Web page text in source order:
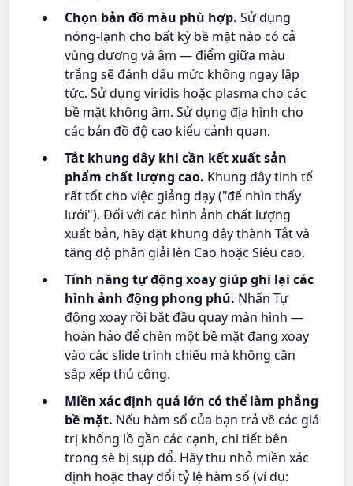
Chọn bản đồ màu phù hợp. Sử dụng
nóng-lạnh cho bất kỳ bề mặt nào có cả
vùng dương và âm — điểm giữa màu
trắng sẽ đánh dấu mức không ngay lập
tức. Sử dụng viridis hoặc plasma cho các
bề mặt không âm. Sử dụng địa hình cho
các bản đồ độ cao kiểu cảnh quan.
Tắt khung dây khi cần kết xuất sản
phẩm chất lượng cao. Khung dây tinh tế
rất tốt cho việc giảng dạy ("để nhìn thấy
lưới"). Đối với các hình ảnh chất lượng
xuất bản, hãy đặt khung dây thành Tắt và
tăng độ phân giải lên Cao hoặc Siêu cao.
Tính năng tự động xoay giúp ghi lại các
hình ảnh động phong phú. Nhấn Tự
động xoay rồi bắt đầu quay màn hình —
hoàn hảo để chèn một bề mặt đang xoay
vào các slide trình chiếu mà không cần
sắp xếp thủ công.
Miền xác định quá lớn có thể làm phẳng
bề mặt. Nếu hàm số của bạn trả về các giá
trị khổng lồ gần các cạnh, chi tiết bên
trong sẽ bị sụp đổ. Hãy thu nhỏ miền xác
định hoặc thay đổi tỷ lệ hàm số (ví dụ: